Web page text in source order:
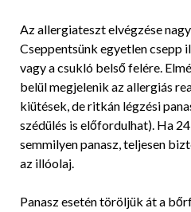
Az allergiateszt elvégzése
Cseppentsünk egyetlen
vagy a csukló belső felére.
belül megjelenik az allergiás
kiütések, de ritkán légzési
szédülés is előfordulhat). Ha
semmilyen panasz, teljesen
az illóolaj.
Panasz esetén töröljük át a